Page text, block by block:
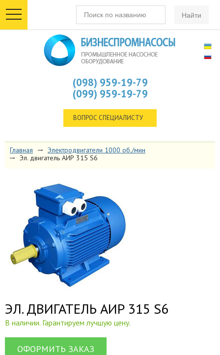
toggle
navigation
(098) 959-19-79
(099) 959-19-79
ВОПРОС СПЕЦИАЛИСТУ
Главная
Электродвигатели 1000 об./мин
Эл. двигатель АИР 315 S6
ЭЛ. ДВИГАТЕЛЬ АИР 315 S6
В наличии. Гарантируем лучшую цену.
ОФОРМИТЬ ЗАКАЗ